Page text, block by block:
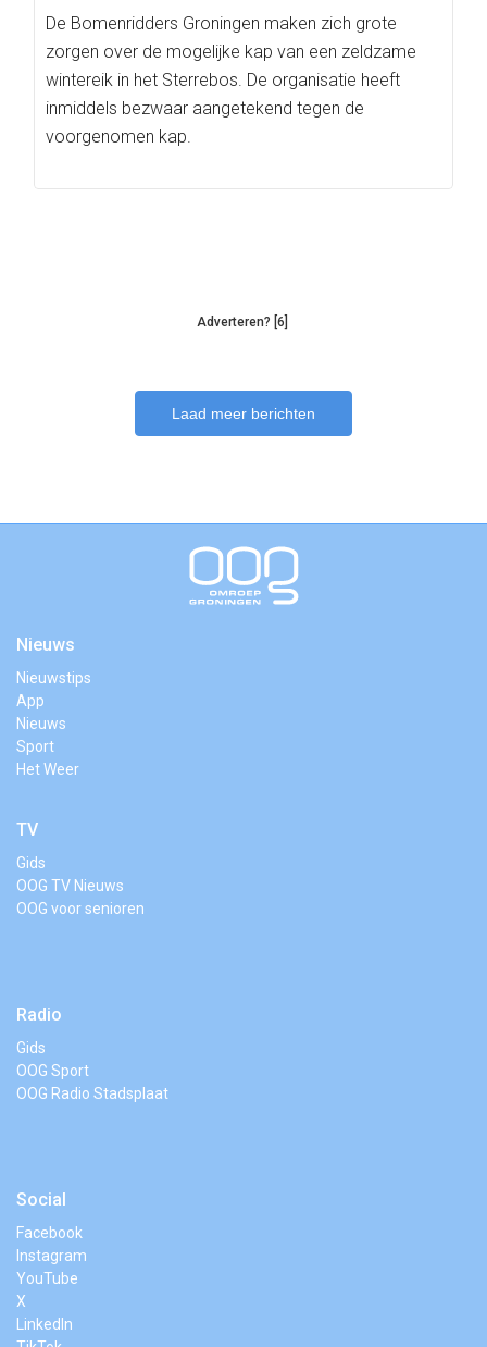
De Bomenridders Groningen maken zich grote
zorgen over de mogelijke kap van een zeldzame
wintereik in het Sterrebos. De organisatie heeft
inmiddels bezwaar aangetekend tegen de
voorgenomen kap.
Adverteren? [6]
Laad meer berichten
Nieuws
Nieuwstips
App
Nieuws
Sport
Het Weer
TV
Gids
OOG TV Nieuws
OOG voor senioren
Radio
Gids
OOG Sport
OOG Radio Stadsplaat
Social
Facebook
Instagram
YouTube
X
LinkedIn